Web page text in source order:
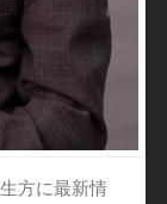
方に最新情